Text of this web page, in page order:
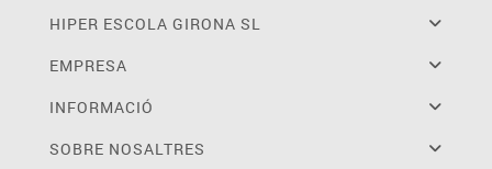
HIPER ESCOLA GIRONA SL
EMPRESA
INFORMACIÓ
SOBRE NOSALTRES